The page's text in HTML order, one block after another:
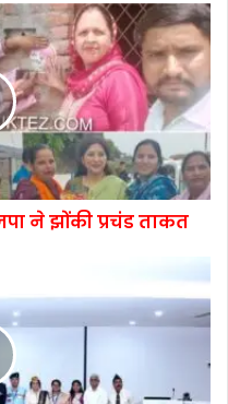
ने झोंकी प्रचंड ताकत